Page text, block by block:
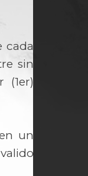
cada
sin
(1er)
un